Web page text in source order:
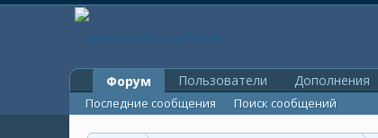
Форум
Последние сообщения Поиск сообщений
Пользователи Дополнения